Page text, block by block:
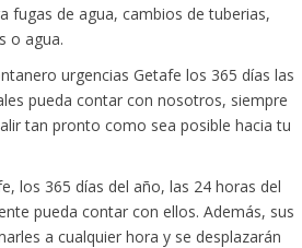
fugas de agua, cambios de tuberias,
o agua.
urgencias Getafe los 365 días las
pueda contar con nosotros, siempre
tan pronto como sea posible hacia tu
los 365 días del año, las 24 horas del
pueda contar con ellos. Además, sus
a cualquier hora y se desplazarán